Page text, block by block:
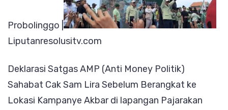
Cak
Sam
Probolinggo |
Liputanresolusitv.com
Deklarasi Satgas AMP (Anti Money Politik)
Sahabat Cak Sam Lira Sebelum Berangkat ke
Lokasi Kampanye Akbar di lapangan Pajarakan